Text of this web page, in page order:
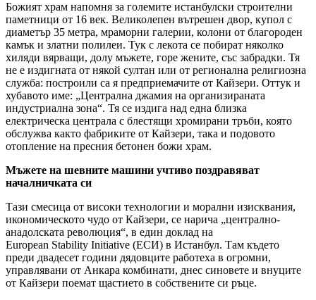
Божият храм напомня за големите истанбулски строителни
паметници от 16 век. Великолепен вътрешен двор, купол с
диаметър 35 метра, мраморни галерии, колони от благороден
камък и златни полилеи. Тук с лекота се побират няколко
хиляди вярващи, долу мъжете, горе жените, със забрадки. Тя
не е издигната от някой султан или от регионална религиозна
служба: построили са я предприемачите от Кайзери. Оттук и
хубавото име: „Централна джамия на организираната
индустриална зона“. Тя се издига над една близка
електрическа централа с блестящи хромирани тръби, която
обслужва както фабриките от Кайзери, така и подовото
отопление на пресния бетонен божи храм.
Мъжете на шевните машини учтиво поздравяват
началничката си
Тази смесица от високи технологии и морални изисквания,
икономическото чудо от Кайзери, се нарича „централно-
анадолската революция“, в един доклад на
European Stability Initiative (ЕСИ) в Истанбул. Там където
преди двадесет години дядовците работеха в огромни,
управлявани от Анкара комбинати, днес синовете и внуците
от Кайзери поемат щастието в собствените си ръце.